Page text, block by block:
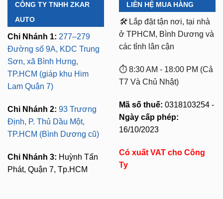
CÔNG TY TNHH ZKAR
AUTO
Chi Nhánh 1: 277–279
Đường số 9A, KDC Trung
Sơn, xã Bình Hưng,
TP.HCM (giáp khu Him
Lam Quận 7)
Chi Nhánh 2: 93 Trương
Định, P. Thủ Dầu Một,
TP.HCM (Bình Dương cũ)
Chi Nhánh 3: Huỳnh Tấn
Phát, Quận 7, Tp.HCM
LIÊN HỆ MUA HÀNG
🛠️ Lắp đặt tận nơi, tại nhà
ở TPHCM, Bình Dương và
các tỉnh lân cận
⏱️ 8:30 AM - 18:00 PM (Cả
T7 Và Chủ Nhật)
Mã số thuế: 0318103254 -
Ngày cấp phép:
16/10/2023
Có xuất VAT cho Công
Ty